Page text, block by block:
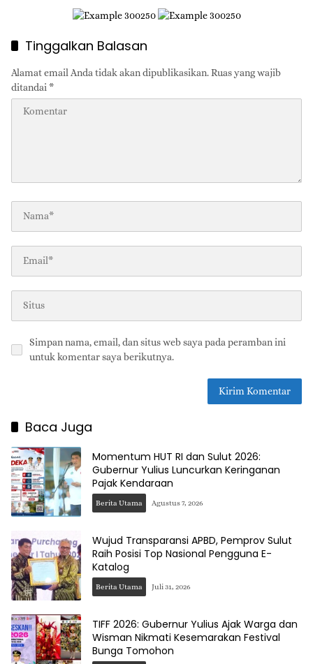
Tinggalkan Balasan
Alamat email Anda tidak akan dipublikasikan.Ruas yang wajib
ditandai *
Simpan nama, email, dan situs web saya pada peramban ini
untuk komentar saya berikutnya.
Baca Juga
Momentum HUT RI dan Sulut 2026:
Gubernur Yulius Luncurkan Keringanan
Pajak Kendaraan
Berita Utama Agustus 7, 2026
Wujud Transparansi APBD, Pemprov Sulut
Raih Posisi Top Nasional Pengguna E-
Katalog
Berita Utama Juli 31, 2026
TIFF 2026: Gubernur Yulius Ajak Warga dan
Wisman Nikmati Kesemarakan Festival
Bunga Tomohon